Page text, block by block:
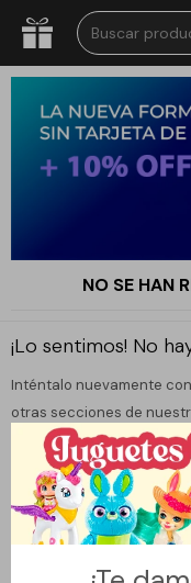
NO SE HAN
¡Lo sentimos! No
Inténtalo nuevamente
otras secciones de
Filtrando por: Bebesit